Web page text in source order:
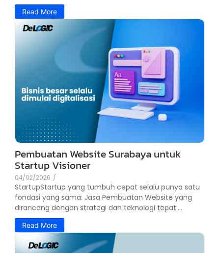
Read More
Pembuatan Website Surabaya untuk
Startup Visioner
04/02/2026 /
StartupStartup yang tumbuh cepat selalu punya satu
fondasi yang sama: Jasa Pembuatan Website yang
dirancang dengan strategi dan teknologi tepat....
Read More